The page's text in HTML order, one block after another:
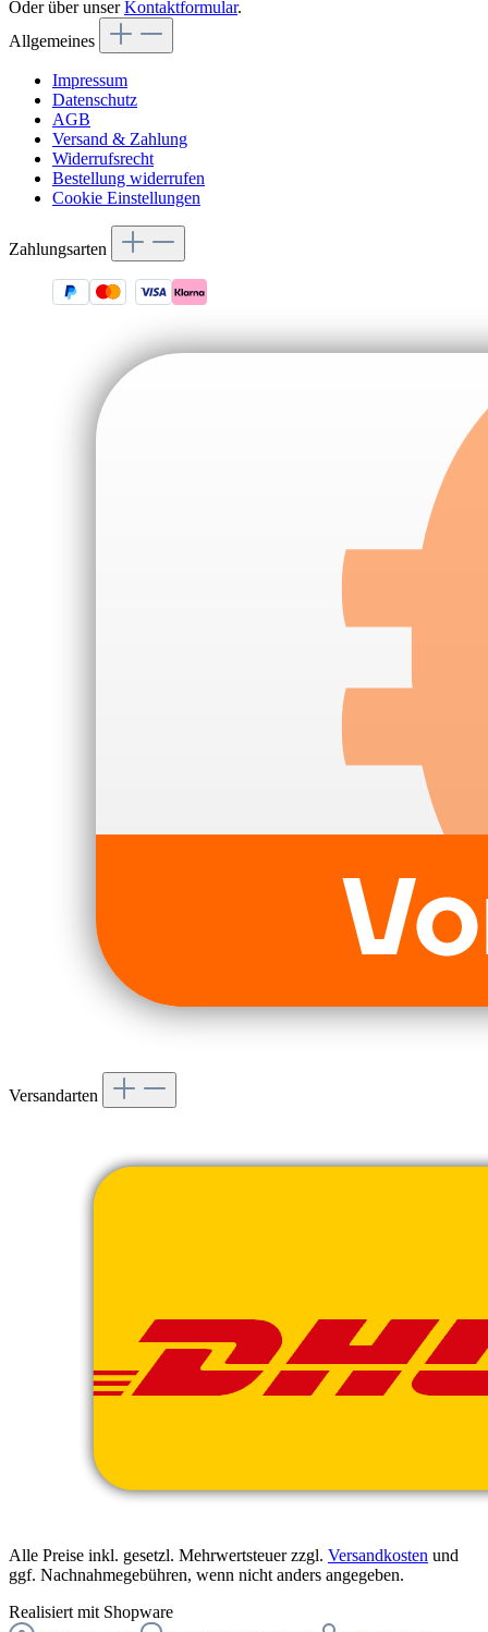
Oder über unserKontaktformular.
Allgemeines
Impressum
Datenschutz
AGB
Versand & Zahlung
Widerrufsrecht
Bestellung widerrufen
Cookie Einstellungen
Zahlungsarten
Versandarten
Alle Preise inkl. gesetzl. Mehrwertsteuer zzgl. Versandkosten und
ggf. Nachnahmegebühren, wenn nicht anders angegeben.
Realisiert mit Shopware